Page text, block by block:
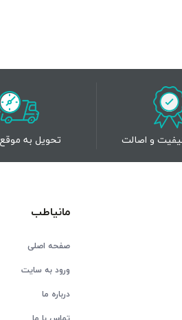
و اصالت تحویل به
مانیاطب
صفحه اصلی
ورود به سایت
درباره ما